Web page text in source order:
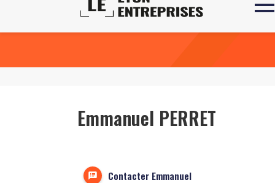
Emmanuel PERRET
Contacter Emmanuel